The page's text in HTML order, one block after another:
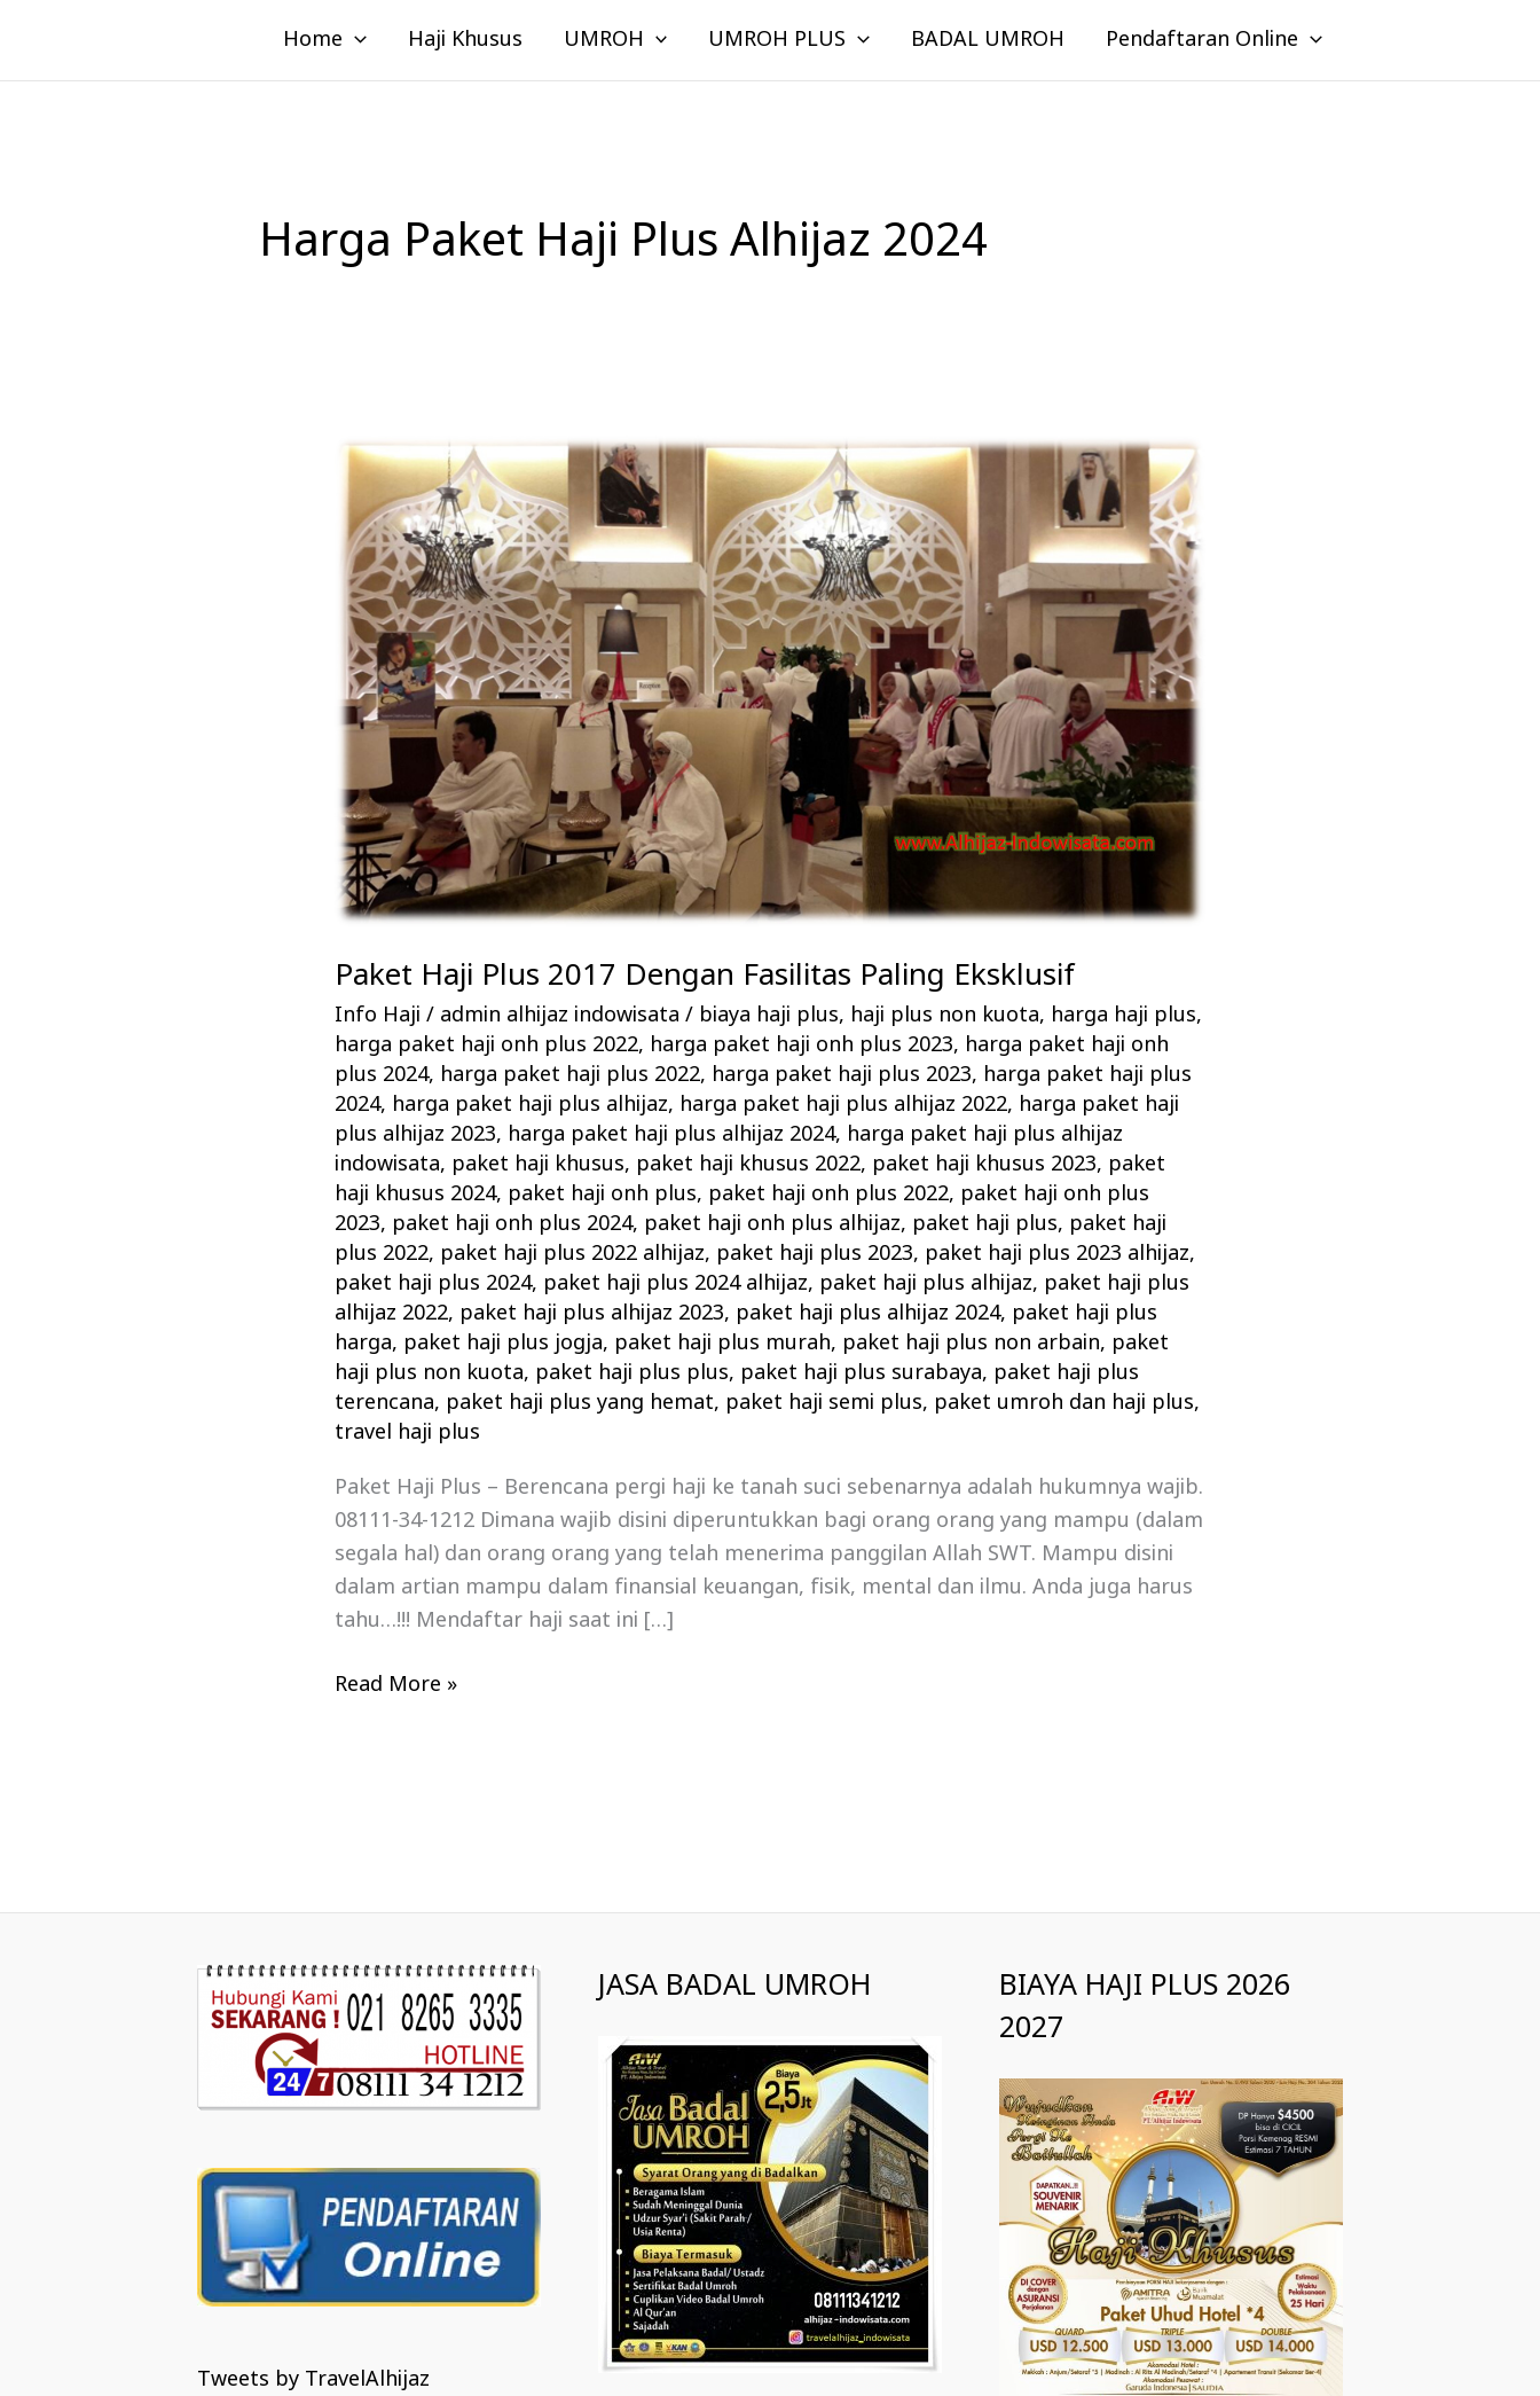
konten
Home Haji Khusus UMROH UMROH PLUS BADAL UMROH Pendaftaran Online
Harga Paket Haji Plus Alhijaz 2024
Paket Haji Plus 2017 Dengan Fasilitas Paling Eksklusif
Info Haji / admin alhijaz indowisata/ biaya haji plus, haji plus non kuota, harga haji plus,
harga paket haji onh plus 2022, harga paket haji onh plus 2023, harga paket haji onh
plus 2024, harga paket haji plus 2022, harga paket haji plus 2023, harga paket haji plus
2024, harga paket haji plus alhijaz, harga paket haji plus alhijaz 2022, harga paket haji
plus alhijaz 2023, harga paket haji plus alhijaz 2024, harga paket haji plus alhijaz
indowisata, paket haji khusus, paket haji khusus 2022, paket haji khusus 2023, paket
haji khusus 2024, paket haji onh plus, paket haji onh plus 2022, paket haji onh plus
2023, paket haji onh plus 2024, paket haji onh plus alhijaz, paket haji plus, paket haji
plus 2022, paket haji plus 2022 alhijaz, paket haji plus 2023, paket haji plus 2023 alhijaz,
paket haji plus 2024, paket haji plus 2024 alhijaz, paket haji plus alhijaz, paket haji plus
alhijaz 2022, paket haji plus alhijaz 2023, paket haji plus alhijaz 2024, paket haji plus
harga, paket haji plus jogja, paket haji plus murah, paket haji plus non arbain, paket
haji plus non kuota, paket haji plus plus, paket haji plus surabaya, paket haji plus
terencana, paket haji plus yang hemat, paket haji semi plus, paket umroh dan haji plus,
travel haji plus
Paket Haji Plus – Berencana pergi haji ke tanah suci sebenarnya adalah hukumnya wajib.
08111-34-1212 Dimana wajib disini diperuntukkan bagi orang orang yang mampu (dalam
segala hal) dan orang orang yang telah menerima panggilan Allah SWT. Mampu disini
dalam artian mampu dalam finansial keuangan, fisik, mental dan ilmu. Anda juga harus
tahu…!!! Mendaftar haji saat ini […]
Paket
Plus
2017
Dengan
Fasilitas
Paling
Eksklusif
Read More »
Tweets by TravelAlhijaz
JASA BADAL UMROH
BIAYA HAJI PLUS 2026
2027